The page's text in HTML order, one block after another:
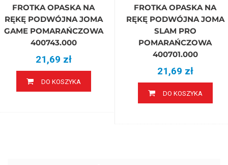
FROTKA OPASKA NA
RĘKĘ PODWÓJNA JOMA
GAME POMARAŃCZOWA
400743.000
21,69 zł
DO KOSZYKA
FROTKA OPASKA NA
RĘKĘ PODWÓJNA JOMA
SLAM PRO
POMARAŃCZOWA
400701.000
21,69 zł
DO KOSZYKA